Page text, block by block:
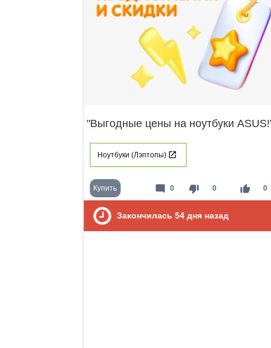
"Выгодные цены на ноутбуки
Ноутбуки (Лэптопы)
Купить thumb_down 0 thumb_up 0
mode_comment 0
Закончилась 54 дня назад